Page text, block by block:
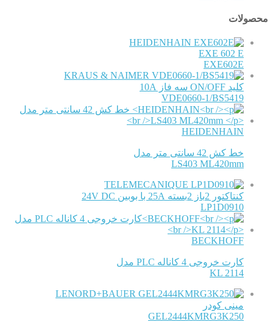
محصولات
HEIDENHAIN
EXE 602 E
EXE602E
KRAUS & NAIMER
کلید ON/OFF سه فاز 10A
VDE0660-1/BS5419
HEIDENHAIN
خط کش 42 سانتی متر مدل
LS403 ML420mm
TELEMECANIQUE
کنتاکتور 2باز 2بسته 25A با بوبین 24V DC
LP1D0910
BECKHOFF
کارت خروجی 4 کاناله PLC مدل
KL 2114
LENORD+BAUER
مینی کودر
GEL2444KMRG3K250